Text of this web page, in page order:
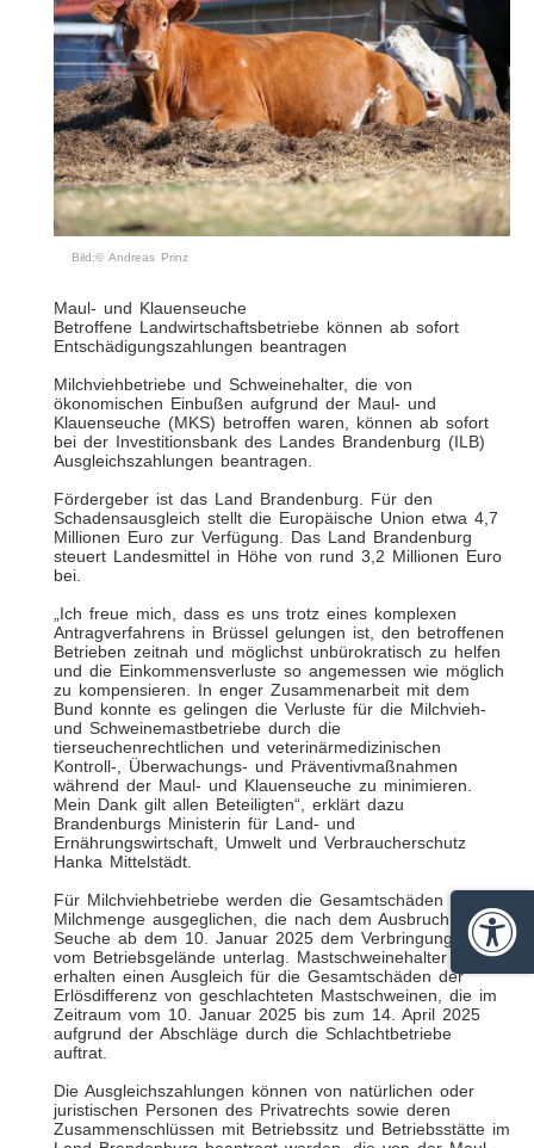
Bild:© Andreas Prinz
Maul- und Klauenseuche
Betroffene Landwirtschaftsbetriebe können ab sofort
Entschädigungszahlungen beantragen
Milchviehbetriebe und Schweinehalter, die von
ökonomischen Einbußen aufgrund der Maul- und
Klauenseuche (MKS) betroffen waren, können ab sofort
bei der Investitionsbank des Landes Brandenburg (ILB)
Ausgleichszahlungen beantragen.
Fördergeber ist das Land Brandenburg. Für den
Schadensausgleich stellt die Europäische Union etwa 4,7
Millionen Euro zur Verfügung. Das Land Brandenburg
steuert Landesmittel in Höhe von rund 3,2 Millionen Euro
bei.
„Ich freue mich, dass es uns trotz eines komplexen
Antragverfahrens in Brüssel gelungen ist, den betroffenen
Betrieben zeitnah und möglichst unbürokratisch zu helfen
und die Einkommensverluste so angemessen wie möglich
zu kompensieren. In enger Zusammenarbeit mit dem
Bund konnte es gelingen die Verluste für die Milchvieh-
und Schweinemastbetriebe durch die
tierseuchenrechtlichen und veterinärmedizinischen
Kontroll-, Überwachungs- und Präventivmaßnahmen
während der Maul- und Klauenseuche zu minimieren.
Mein Dank gilt allen Beteiligten“, erklärt dazu
Brandenburgs Ministerin für Land- und
Ernährungswirtschaft, Umwelt und Verbraucherschutz
Hanka Mittelstädt.
Für Milchviehbetriebe werden die Gesamtschäden der
Milchmenge ausgeglichen, die nach dem Ausbruch der
Seuche ab dem 10. Januar 2025 dem Verbringungsverbot
vom Betriebsgelände unterlag. Mastschweinehalter
erhalten einen Ausgleich für die Gesamtschäden der
Erlösdifferenz von geschlachteten Mastschweinen, die im
Zeitraum vom 10. Januar 2025 bis zum 14. April 2025
aufgrund der Abschläge durch die Schlachtbetriebe
auftrat.
Die Ausgleichszahlungen können von natürlichen oder
juristischen Personen des Privatrechts sowie deren
Zusammenschlüssen mit Betriebssitz und Betriebsstätte im